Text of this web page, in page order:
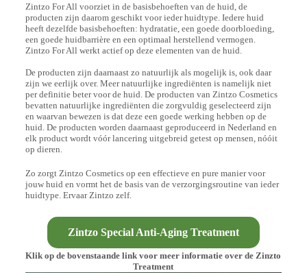
Zintzo For All voorziet in de basisbehoeften van de huid, de
producten zijn daarom geschikt voor ieder huidtype. Iedere huid
heeft dezelfde basisbehoeften: hydratatie, een goede doorbloeding,
een goede huidbarrière en een optimaal herstellend vermogen.
Zintzo For All werkt actief op deze elementen van de huid.
De producten zijn daarnaast zo natuurlijk als mogelijk is, ook daar
zijn we eerlijk over. Meer natuurlijke ingrediënten is namelijk niet
per definitie beter voor de huid. De producten van Zintzo Cosmetics
bevatten natuurlijke ingrediënten die zorgvuldig geselecteerd zijn
en waarvan bewezen is dat deze een goede werking hebben op de
huid. De producten worden daarnaast geproduceerd in Nederland en
elk product wordt vóór lancering uitgebreid getest op mensen, nóóit
op dieren.
Zo zorgt Zintzo Cosmetics op een effectieve en pure manier voor
jouw huid en vormt het de basis van de verzorgingsroutine van ieder
huidtype. Ervaar Zintzo zelf.
Zintzo Special Anti-Aging Treatment
Klik op de bovenstaande link voor meer informatie over de Zinzto
Treatment